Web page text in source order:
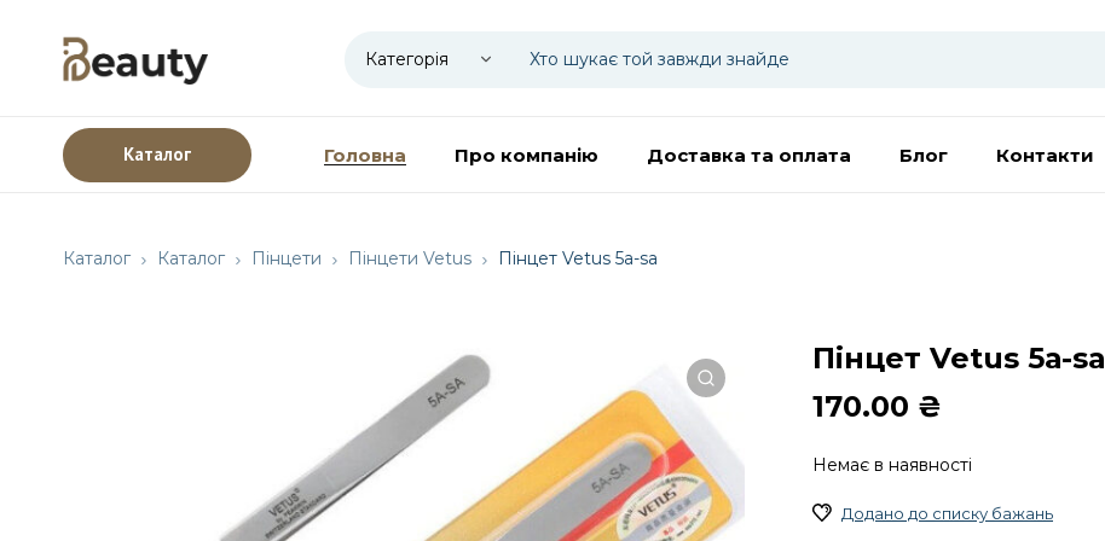
Каталог Головна Про компанію Доставка та оплата Блог Контакти
Каталог Каталог Пінцети Пінцети Vetus Пінцет Vetus 5а-sa
Пінцет Vetus 5а-sa
170.00 ₴
Немає в наявності
Додано до списку бажань